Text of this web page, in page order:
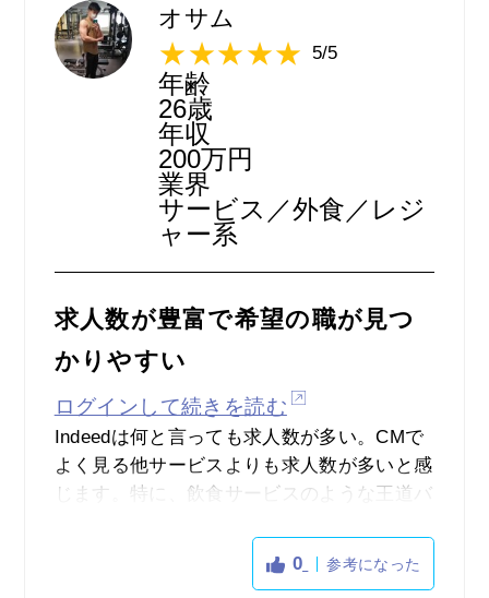
「これいいじゃん、こんな後から出てくるな
んて…」
ってことが結構あります。
掲載元へのリンクもあるので、しっかりと応
募前で確認できることが多いのも助かりま
何日前の掲載か、人気度などもわかるので、
応募のときの目安になります。
無料なので使って損はありません。
オサム
5/5
年齢
26歳
年収
200万円
業界
サービス／外食／レジ
ャー系
求人数が豊富で希望の職が見つ
かりやすい
ログインして続きを読む
Indeedは何と言っても求人数が多い。CMで
よく見る他サービスよりも求人数が多いと感
じます。特に、飲食サービスのような王道バ
ービスを使用した経験から感じます。（当時
0 参考になった